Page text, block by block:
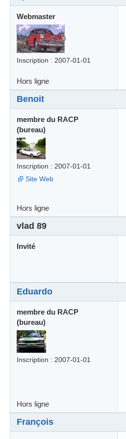
Webmaster
Inscription : 2007-01-01
Hors ligne
Benoit
membre du RACP
(bureau)
Inscription : 2007-01-01
Site Web
Hors ligne
vlad 89
Invité
Eduardo
membre du RACP
(bureau)
Inscription : 2007-01-01
Hors ligne
François